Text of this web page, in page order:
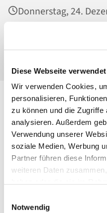
Diese Webseite
Wir verwenden Cookies,
personalisieren,
zu können und die
analysieren. Außerdem
Verwendung unserer
soziale Medien, Werbung
Partner führen diese
weiteren Daten
Notwendig
Donnerstag, 24.
St. Maria
20, 13156 Berlin